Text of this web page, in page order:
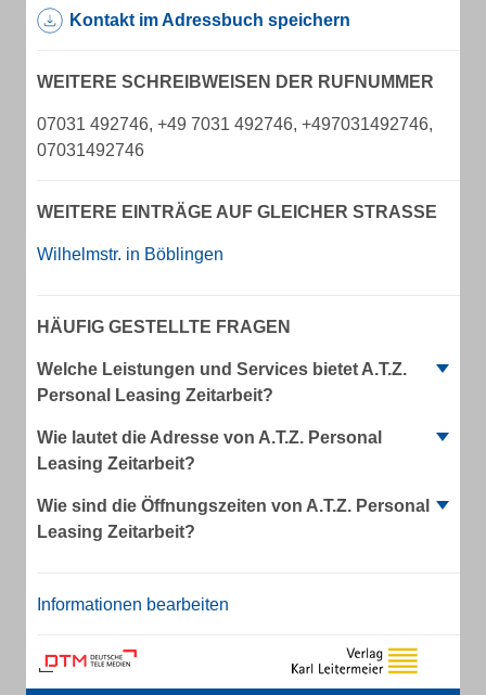
Kontakt im Adressbuch speichern
WEITERE SCHREIBWEISEN DER RUFNUMMER
07031 492746, +49 7031 492746, +497031492746,
07031492746
WEITERE EINTRÄGE AUF GLEICHER STRASSE
Wilhelmstr. in Böblingen
HÄUFIG GESTELLTE FRAGEN
Welche Leistungen und Services bietet A.T.Z.
Personal Leasing Zeitarbeit?
Wie lautet die Adresse von A.T.Z. Personal
Leasing Zeitarbeit?
Wie sind die Öffnungszeiten von A.T.Z. Personal
Leasing Zeitarbeit?
Informationen bearbeiten